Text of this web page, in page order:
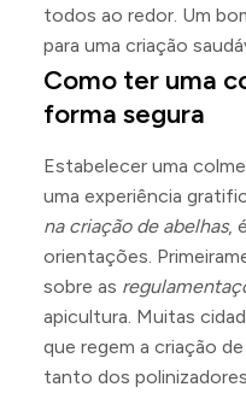
todos ao redor. Um
para uma criação
Como ter uma
forma segura
Estabelecer uma
uma experiência
na criação de abelhas,
orientações.
sobre as
apicultura. Muitas
que regem a criação
tanto dos